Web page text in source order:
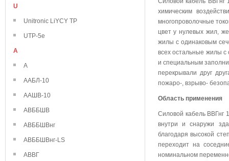
U
Unitronic LiYCY TP
UTP-5e
А
А
ААБЛ-10
ААШВ-10
АВББШВ
АВББШВнг
АВББШВнг-LS
АВВГ
химическим
многопроволочные
цвет у нулевых жил,
жилы с одинаковым
всех остальные жилы с
и специальным
перекрывали друг
пожаро-, взрыво-
Область применения
Силовой кабель ВВГнг
внутри и снаружи
благодаря высокой
переходит на
номинальном